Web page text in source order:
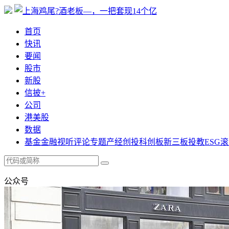
首页
快讯
要闻
股市
新股
信披+
公司
港美股
数据
基金金融视听评论专题产经创投科创板新三板投教ESG
公众号